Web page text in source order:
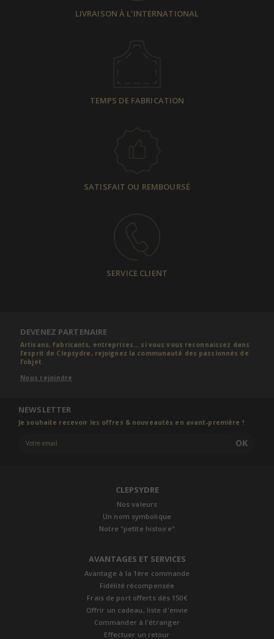
LIVRAISON À L'INTERNATIONAL
TEMPS DE FABRICATION
SATISFAIT OU REMBOURSÉ
SERVICE CLIENT
DEVENEZ PARTENAIRE
Artisans, fabricants, entreprises... si vous vous reconnaissez dans
l’esprit de Clepsydre, rejoignez la communauté des passionnés de
l’objet.
Nous rejoindre
NEWSLETTER
Je souhaite recevoir les offres & nouveautés en avant-première !
OK
CLEPSYDRE
Nos valeurs
Un nom symbolique
Notre "petite histoire"
AVANTAGES ET SERVICES
Avantage à la 1ère commande
Fidélité récompensée
Frais de port offerts dès 150€
Offrir un cadeau, liste d'envie
Commander à l'étranger
Effectuer un retour